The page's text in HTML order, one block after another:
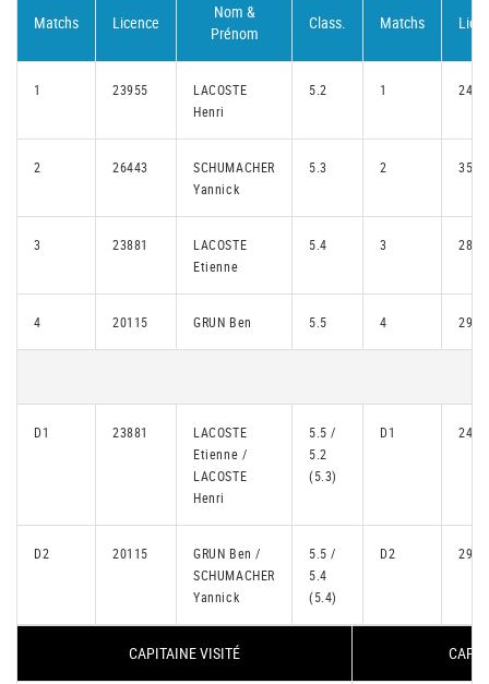
Matchs Licence
Nom &
Prénom
Class. Matchs
1 23955
LACOSTE
Henri
5.2 1
2 26443
SCHUMACHER
Yannick
5.3 2
3 23881
LACOSTE
Etienne
5.4 3
4 20115 GRUN Ben 5.5 4
D1 23881
LACOSTE
Etienne /
LACOSTE
Henri
5.5 /
5.2
(5.3)
D1
D2 20115
GRUN Ben /
SCHUMACHER
Yannick
5.5 /
5.4
(5.4)
D2
CAPITAINE VISITÉ